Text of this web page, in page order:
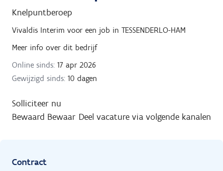
Knelpuntberoep
Vivaldis Interim voor een job in TESSENDERLO-HAM
Meer info over dit bedrijf
Online sinds: 17 apr 2026
Gewijzigd sinds: 10 dagen
Solliciteer nu
Bewaard Bewaar Deel vacature via volgende kanalen
Contract